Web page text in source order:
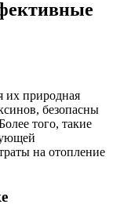
их природная
безопасны
того, такие
на отопление